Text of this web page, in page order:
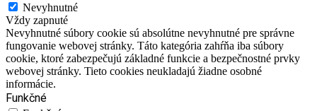
Nevyhnutné
Vždy zapnuté
Nevyhnutné súbory cookie sú absolútne nevyhnutné pre správne
fungovanie webovej stránky. Táto kategória zahŕňa iba súbory
cookie, ktoré zabezpečujú základné funkcie a bezpečnostné prvky
webovej stránky. Tieto cookies neukladajú žiadne osobné
informácie.
Funkčné